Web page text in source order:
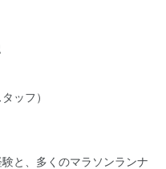
ッフ）
と、多くのマラソンランナ